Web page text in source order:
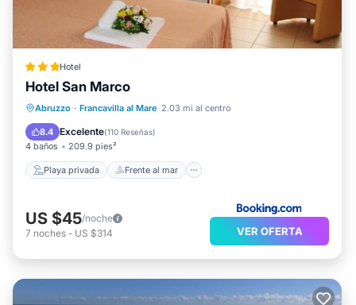
Hotel
Hotel San Marco
Abruzzo · Francavilla al Mare 2.03 mi al centro
8.4 Excelente(110 Reseñas)
4 baños 209.9 pies²
Playa privada Frente al mar
Playa privada
Frente al mar
Desayuno
Vista al mar
US $45/noche
7 noches - US $314 VER OFERTA